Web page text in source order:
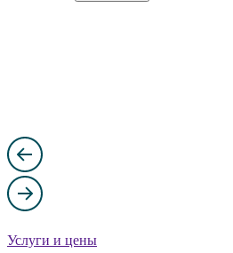
Услуги и цены